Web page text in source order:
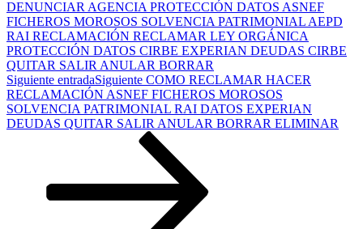
DENUNCIAR AGENCIA PROTECCIÓN DATOS ASNEF
FICHEROS MOROSOS SOLVENCIA PATRIMONIAL AEPD
RAI RECLAMACIÓN RECLAMAR LEY ORGÁNICA
PROTECCIÓN DATOS CIRBE EXPERIAN DEUDAS CIRBE
QUITAR SALIR ANULAR BORRAR
Siguiente entradaSiguiente COMO RECLAMAR HACER
RECLAMACIÓN ASNEF FICHEROS MOROSOS
SOLVENCIA PATRIMONIAL RAI DATOS EXPERIAN
DEUDAS QUITAR SALIR ANULAR BORRAR ELIMINAR